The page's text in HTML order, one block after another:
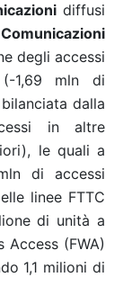
diffusi
degli accessi
1,69 mln di
dalla
in altre
le quali a
di accessi
linee FTTC
di unità a
Access (FWA)
1,1 milioni di